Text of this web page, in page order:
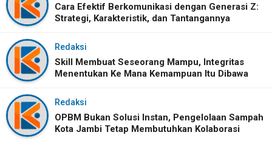
Cara Efektif Berkomunikasi dengan Generasi Z:
Strategi, Karakteristik, dan Tantangannya
Redaksi
Skill Membuat Seseorang Mampu, Integritas
Menentukan Ke Mana Kemampuan Itu Dibawa
Redaksi
OPBM Bukan Solusi Instan, Pengelolaan Sampah
Kota Jambi Tetap Membutuhkan Kolaborasi